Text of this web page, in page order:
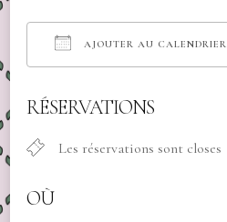
AJOUTER AU CALENDRIER
RÉSERVATIONS
Les réservations sont closes
OÙ